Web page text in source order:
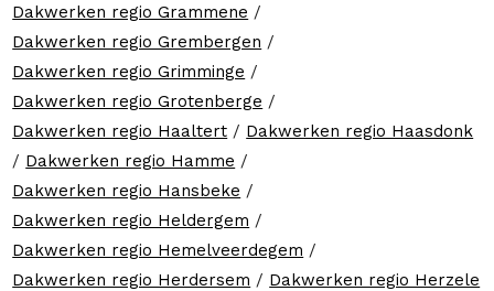
Dakwerken regio Grammene /
Dakwerken regio Grembergen /
Dakwerken regio Grimminge /
Dakwerken regio Grotenberge /
Dakwerken regio Haaltert / Dakwerken regio Haasdonk
/ Dakwerken regio Hamme /
Dakwerken regio Hansbeke /
Dakwerken regio Heldergem /
Dakwerken regio Hemelveerdegem /
Dakwerken regio Herdersem / Dakwerken regio Herzele